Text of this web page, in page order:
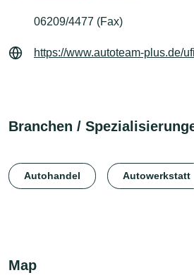
06209/4477 (Fax)
https://www.autoteam-plus.de/
Branchen /
Autohandel Autowerkstatt
Map